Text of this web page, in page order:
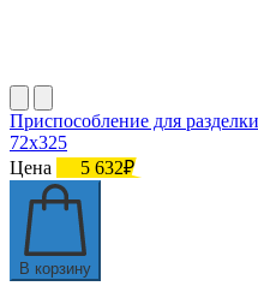
Приспособление для
72х325
Цена
5 632₽
В корзину